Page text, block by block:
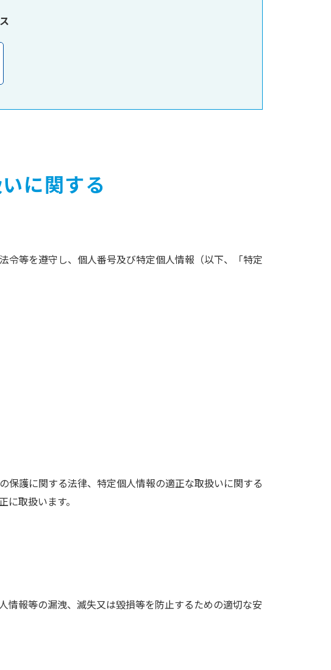
に関する
令等を遵守し、個人番号及び特定個人情報（以下、「特定
護に関する法律、特定個人情報の適正な取扱いに関する
取扱います。
情報等の漏洩、滅失又は毀損等を防止するための適切な安